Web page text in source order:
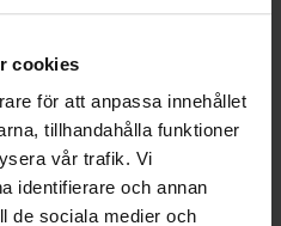
cookies
för att anpassa innehållet
tillhandahålla funktioner
vår trafik. Vi
identifierare och annan
de sociala medier och